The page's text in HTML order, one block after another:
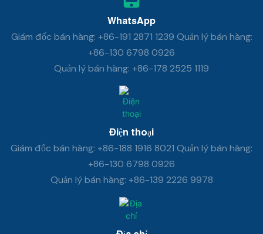
WhatsApp
Giám đốc bán hàng: +86-191 2871 1239 Quản lý bán hàng:
+86-130 6798 0926
Quản lý bán hàng: +86-178 2525 1119
Điện thoại
Giám đốc bán hàng: +86-188 1916 8021 Quản lý bán hàng:
+86-130 6798 0926
Quản lý bán hàng: +86-139 2226 9978